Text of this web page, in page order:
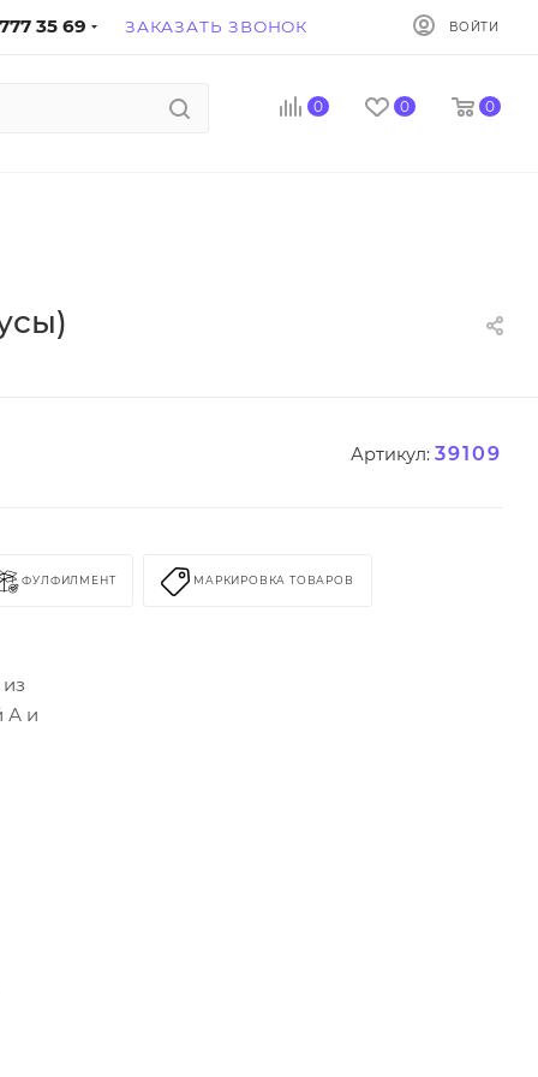
35 69 ЗАКАЗАТЬ ЗВОНОК ВОЙТИ
0 0 0
Артикул: 39109
ФУЛФИЛМЕНТ МАРКИРОВКА ТОВАРОВ
А и